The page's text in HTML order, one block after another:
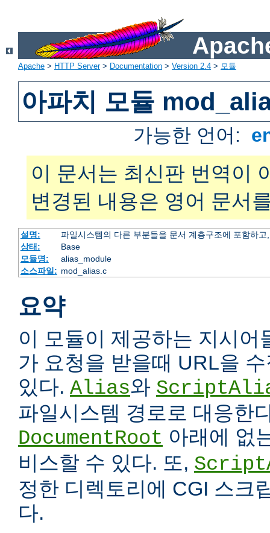
Apache > HTTP Server> Documentation > Version 2.4 > 모듈
아파치 모듈
가능한 언어:
이 문서는 최신판 번역이
변경된 내용은 영어 문서
설명:
파일시스템의 다른 부분들을 문서 계층구조에 포함하
상태:
Base
모듈명:
alias_module
소스파일: mod_alias.c
요약
이 모듈이 제공하는 지시어
가 요청을 받을때 URL을
있다. Alias와
파일시스템 경로로 대응한
DocumentRoot 아래에 없
비스할 수 있다. 또,
정한 디렉토리에 CGI 스크
다.